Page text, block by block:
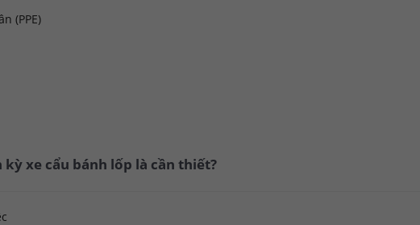
(PPE)
kỳ xe cẩu bánh lốp là cần thiết?